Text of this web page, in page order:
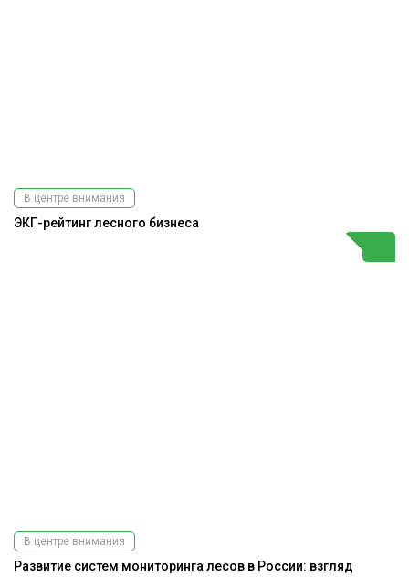
В центре внимания
ЭКГ-рейтинг лесного бизнеса
В центре внимания
Развитие систем мониторинга лесов в России: взгляд